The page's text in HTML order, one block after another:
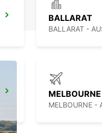
BALLARAT
BALLARAT -
MELBOURNE -